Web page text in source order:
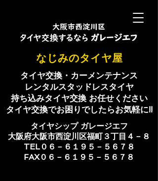
​なじみのタイヤ屋
タイヤ交換・カーメンテナンス
レンタルスタッドレスタイヤ
持ち込みタイヤ交換 お任せください
​タイヤ交換でお困りでしたらお気軽に!!
​タイヤシップ ​ガレージエフ
大阪府大阪市西淀川区福町３丁目４－８
TEL０６－６１９５－５６７８
​FAX０６－６１９５－５６７８